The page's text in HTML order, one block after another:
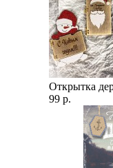
Открытка
99 р.